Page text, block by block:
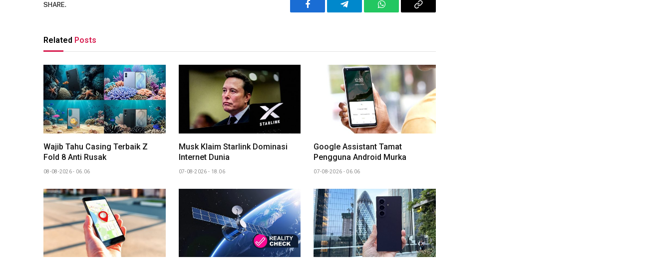
SHARE.
Facebook Telegram WhatsAppCopy
Related Posts
Wajib Tahu Casing Terbaik Z
Fold 8 Anti Rusak
08-08-2026 - 06.06
Musk Klaim Starlink Dominasi
Internet Dunia
07-08-2026 - 18.06
Google Assistant Tamat
Pengguna Android Murka
07-08-2026 - 06.06